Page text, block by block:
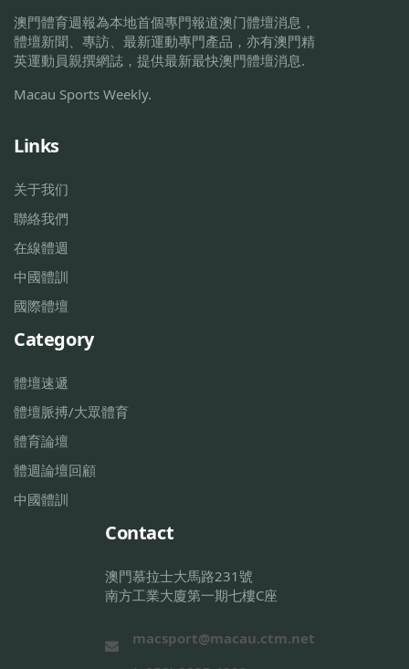
澳門體育週報為本地首個專門報道澳门體壇消息，
體壇新聞、專訪、最新運動專門產品，亦有澳門精
英運動員親撰網誌，提供最新最快澳門體壇消息.
Macau Sports Weekly.
Links
关于我们
聯絡我們
在線體週
中國體訓
國際體壇
Category
體壇速遞
體壇脈搏/大眾體育
體育論壇
體週論壇回顧
中國體訓
Contact
澳門慕拉士大馬路231號
南方工業大廈第一期七樓C座
macsport@macau.ctm.net